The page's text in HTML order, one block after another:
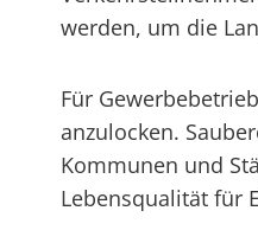
werden, um die
Für
anzulocken.
Kommunen und
Lebensqualität für